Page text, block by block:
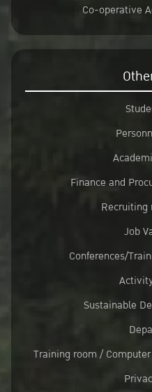
Co-operative
Finance and
Job
Conferences/
Sustainable
Training room /